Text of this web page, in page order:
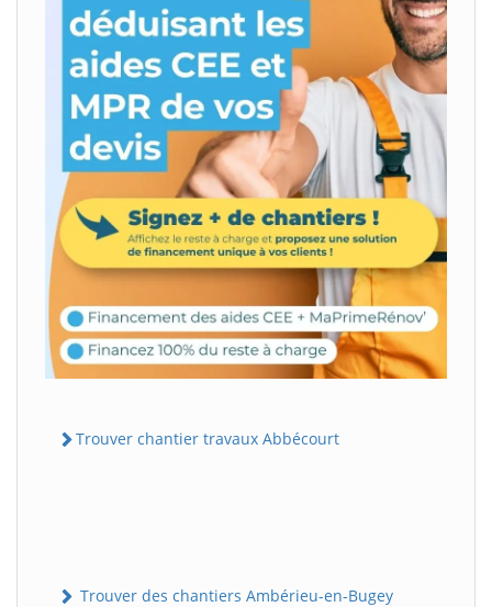
Trouver chantier travaux Abbécourt
Trouver des chantiers Ambérieu-en-Bugey